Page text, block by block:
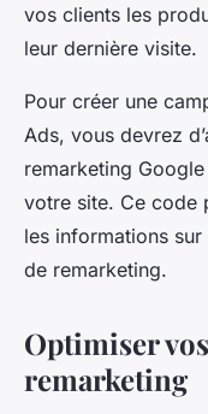
vos clients les
leur dernière visite.
Pour créer une
Ads, vous devrez
remarketing
votre site. Ce code
les informations
de remarketing.
Optimiser
remarketing